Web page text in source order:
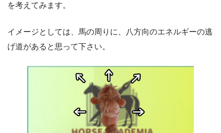
を考えてみます。
イメージとしては、馬の周りに、八方向のエネルギーの逃
げ道があると思って下さい。